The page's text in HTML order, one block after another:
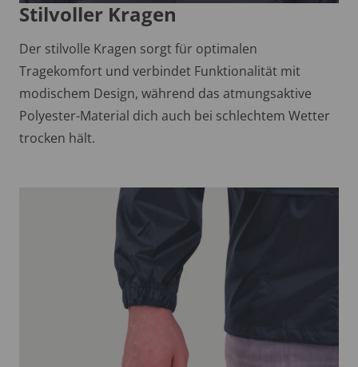
Stilvoller Kragen
Der stilvolle Kragen sorgt für optimalen
Tragekomfort und verbindet Funktionalität mit
modischem Design, während das atmungsaktive
Polyester-Material dich auch bei schlechtem Wetter
trocken hält.